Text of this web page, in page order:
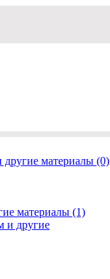
другие материалы (0)
материалы (1)
и другие